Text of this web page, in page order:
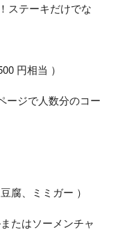
ステーキだけでな
円相当 ）
ージで人数分のコー
腐、ミミガー ）
たはソーメンチャ